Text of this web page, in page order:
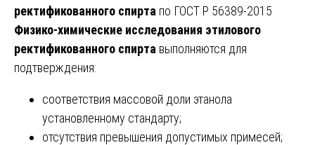
ректификованного спирта по ГОСТ Р 56389-2015
Физико-химические исследования этилового
ректификованного спирта выполняются для
подтверждения:
соответствия массовой доли этанола
установленному стандарту;
отсутствия превышения допустимых примесей;